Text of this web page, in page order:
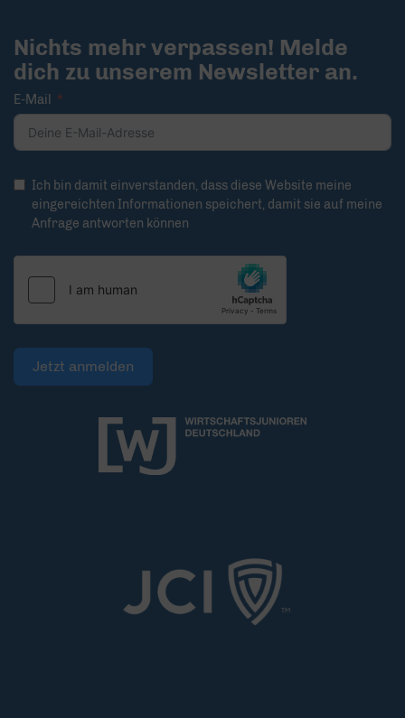
Nichts mehr verpassen! Melde
dich zu unserem Newsletter an.
E-Mail
Ich bin damit einverstanden, dass diese Website meine
eingereichten Informationen speichert, damit sie auf meine
Anfrage antworten können
Jetzt anmelden